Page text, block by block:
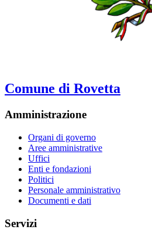
Comune di Rovetta
Amministrazione
Organi di governo
Aree amministrative
Uffici
Enti e fondazioni
Politici
Personale amministrativo
Documenti e dati
Servizi